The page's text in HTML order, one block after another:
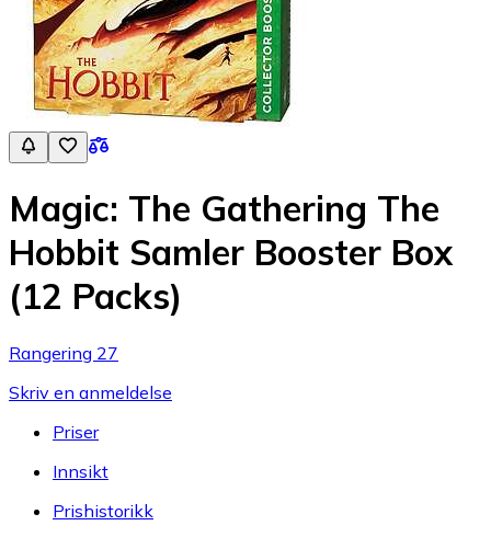
Magic: The Gathering The
Hobbit Samler Booster Box
(12 Packs)
Rangering 27
Skriv en anmeldelse
Priser
Innsikt
Prishistorikk